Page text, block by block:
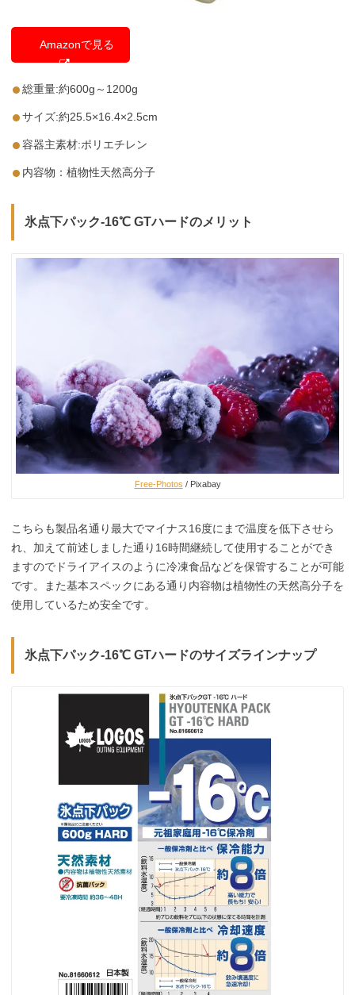
Amazonで見る
総重量:約600g～1200g
サイズ:約25.5×16.4×2.5cm
容器主素材:ポリエチレン
内容物：植物性天然高分子
氷点下パック-16℃ GTハードのメリット
Free-Photos / Pixabay
こちらも製品名通り最大でマイナス16度にまで温度を低下させら
れ、加えて前述しました通り16時間継続して使用することができ
ますのでドライアイスのように冷凍食品などを保管することが可能
です。また基本スペックにある通り内容物は植物性の天然高分子を
使用しているため安全です。
氷点下パック-16℃ GTハードのサイズラインナップ